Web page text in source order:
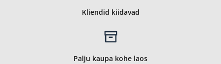
Kliendid kiidavad
Palju kaupa kohe laos